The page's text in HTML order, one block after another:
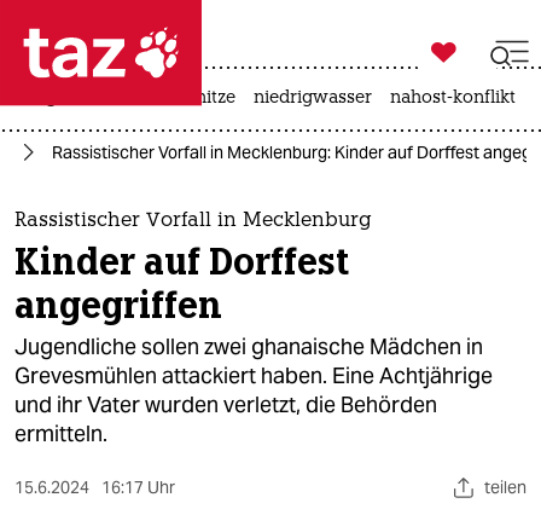
 taz zahl ich
taz zahl ich
themen
politik
öko
gesellschaft
kultur
sport

taz zahl ich
hitze niedrigwasser nahost-konflikt
Rassistischer Vorfall in Mecklenburg: Kinder auf Dorffest
Rassistischer Vorfall in Mecklenburg
Kinder auf Dorffest
angegriffen
Jugendliche sollen zwei ghanaische Mädchen in
Grevesmühlen attackiert haben. Eine Achtjährige
und ihr Vater wurden verletzt, die Behörden
ermitteln.
15.6.2024 16:17 Uhr teilen